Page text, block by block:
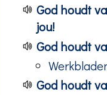
God houdt
jou!
God houdt
God houdt